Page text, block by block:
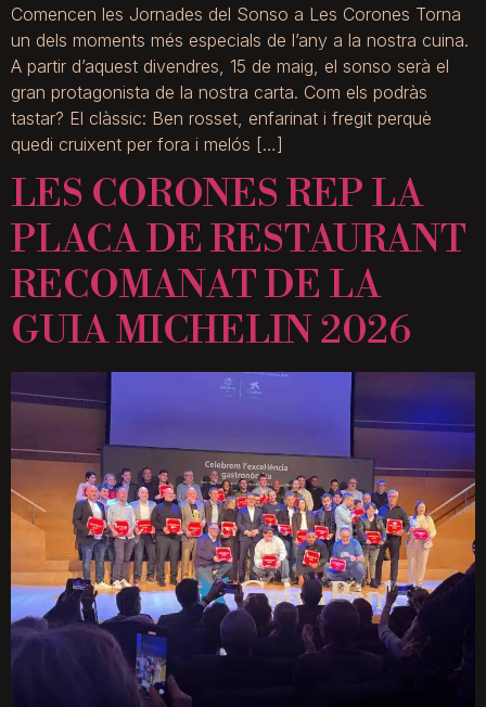
Comencen les Jornades del Sonso a Les Corones Torna
un dels moments més especials de l’any a la nostra cuina.
A partir d’aquest divendres, 15 de maig, el sonso serà el
gran protagonista de la nostra carta. Com els podràs
tastar? El clàssic: Ben rosset, enfarinat i fregit perquè
quedi cruixent per fora i melós […]
LES CORONES REP LA
PLACA DE RESTAURANT
RECOMANAT DE LA
GUIA MICHELIN 2026